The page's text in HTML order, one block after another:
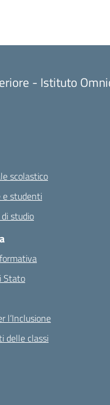
- Istituto
scolastico
e studenti
studio
Stato
l’Inclusione
delle classi